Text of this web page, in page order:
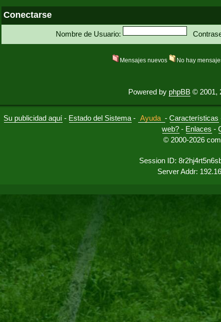
Conectarse
Nombre de Usuario:
Mensajes nuevos No hay
Powered by phpBB © 2001,
Su publicidad aquí - Estado del Sistema - Ayuda -Características
web? - Enlaces -
© 2000-2026
Session ID:
Server Addr: